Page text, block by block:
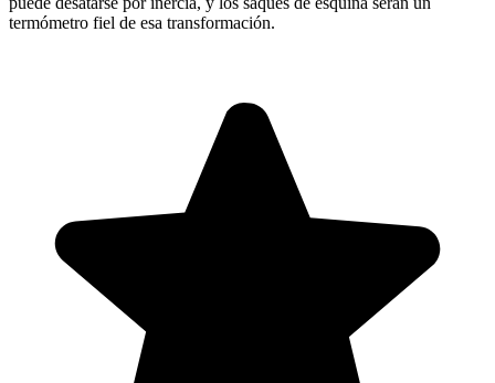
termómetro fiel de esa transformación.